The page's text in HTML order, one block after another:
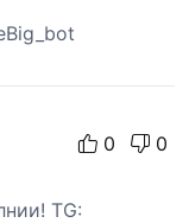
0 0
TG: